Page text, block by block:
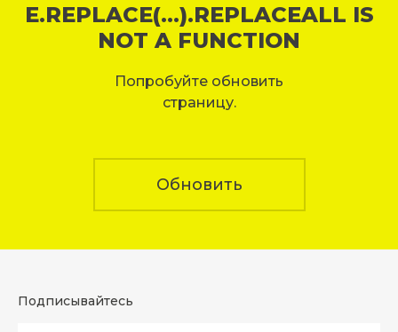
E.REPLACE(...).REPLACEALL IS
NOT A FUNCTION
Попробуйте обновить
страницу.
Обновить
Подписывайтесь